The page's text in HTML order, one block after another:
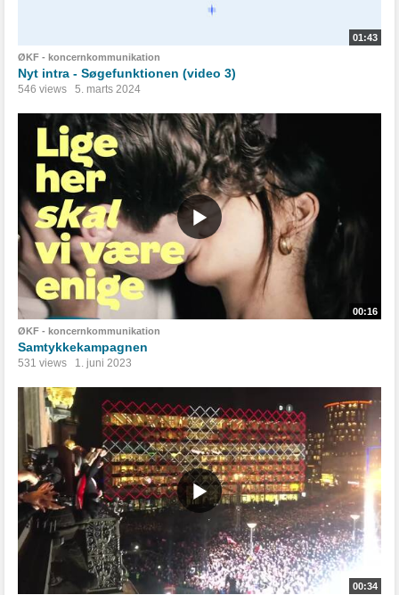
01:43
ØKF - koncernkommunikation
Nyt intra - Søgefunktionen (video 3)
546 views 5. marts 2024
00:16
ØKF - koncernkommunikation
Samtykkekampagnen
531 views 1. juni 2023
00:34